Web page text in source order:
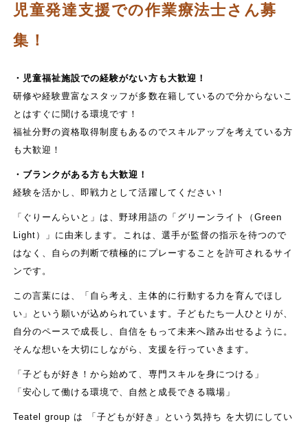
児童発達支援での作業療法士さん募
集！
・児童福祉施設での経験がない方も大歓迎！
研修や経験豊富なスタッフが多数在籍しているので分からないこ
とはすぐに聞ける環境です！
福祉分野の資格取得制度もあるのでスキルアップを考えている方
も大歓迎！
・ブランクがある方も大歓迎！
経験を活かし、即戦力として活躍してください！
「ぐりーんらいと」は、野球用語の「グリーンライト（Green
Light）」に由来します。これは、選手が監督の指示を待つので
はなく、自らの判断で積極的にプレーすることを許可されるサイ
ンです。
この言葉には、「自ら考え、主体的に行動する力を育んでほし
い」という願いが込められています。子どもたち一人ひとりが、
自分のペースで成長し、自信をもって未来へ踏み出せるように。
そんな想いを大切にしながら、支援を行っていきます。
「子どもが好き！から始めて、専門スキルを身につける」
「安心して働ける環境で、自然と成長できる職場」
Teatel group は 「子どもが好き」という気持ち を大切にしてい